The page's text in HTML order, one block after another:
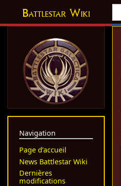
Battlestar Wiki
Navigation
Page d’accueil
News Battlestar Wiki
Dernières
modifications